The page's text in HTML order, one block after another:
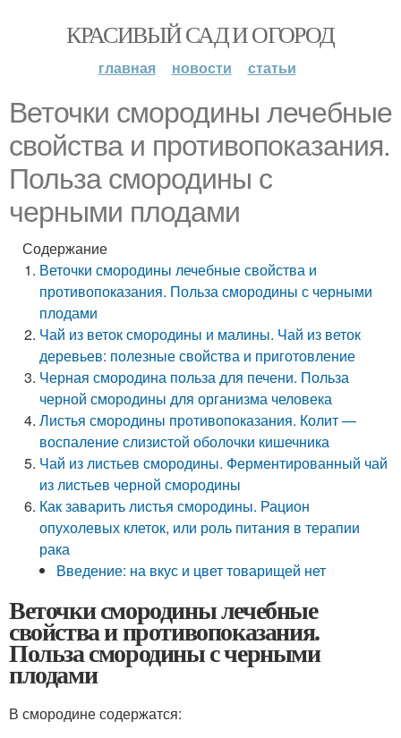
КРАСИВЫЙ САД И ОГОРОД
главная новости статьи
Веточки смородины лечебные
свойства и противопоказания.
Польза смородины с
черными плодами
Содержание
Веточки смородины лечебные свойства и
противопоказания. Польза смородины с черными
плодами
Чай из веток смородины и малины. Чай из веток
деревьев: полезные свойства и приготовление
Черная смородина польза для печени. Польза
черной смородины для организма человека
Листья смородины противопоказания. Колит —
воспаление слизистой оболочки кишечника
Чай из листьев смородины. Ферментированный чай
из листьев черной смородины
Как заварить листья смородины. Рацион
опухолевых клеток, или роль питания в терапии
рака
Введение: на вкус и цвет товарищей нет
Веточки смородины лечебные
свойства и противопоказания.
Польза смородины с черными
плодами
В смородине содержатся: